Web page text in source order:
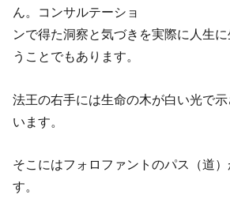
ん。コンサルテーショ
ンで得た洞察と気づきを実際に人生
うことでもあります。
法王の右手には生命の木が白い光で
います。
そこにはフォロファントのパス（道
す。